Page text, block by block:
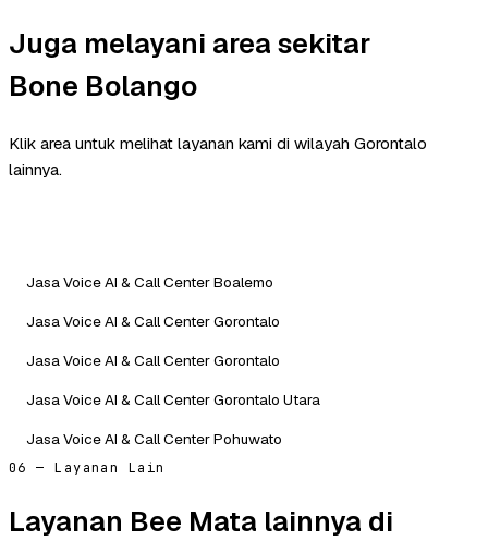
Juga melayani area sekitar
Bone Bolango
Klik area untuk melihat layanan kami di wilayah Gorontalo
lainnya.
Jasa Voice AI & Call Center Boalemo
Jasa Voice AI & Call Center Gorontalo
Jasa Voice AI & Call Center Gorontalo
Jasa Voice AI & Call Center Gorontalo Utara
Jasa Voice AI & Call Center Pohuwato
06 — Layanan Lain
Layanan Bee Mata lainnya di